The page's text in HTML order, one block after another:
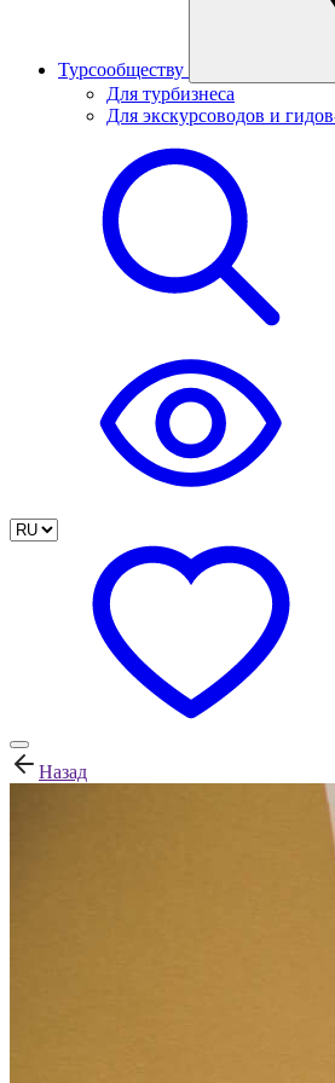
Турсообществу
Для турбизнеса
Для экскурсоводов и
Назад